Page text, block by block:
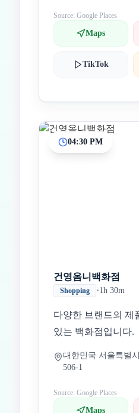
Source: Google Places
Maps
TikTok
04:30 PM
건영옴니백화점
Shopping •1h 30m
다양한 브랜드의 제
있는 백화점입니다.
대한민국 서울특별
506-1
Source: Google Places
Maps